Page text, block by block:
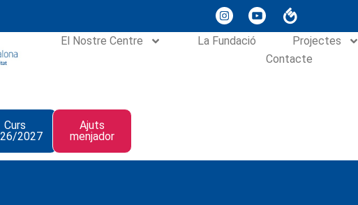
El Nostre Centre La Fundació Projectes
Contacte
Curs
2027
Ajuts
menjador